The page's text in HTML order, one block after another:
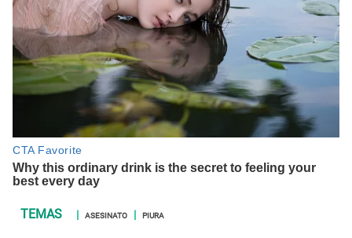
ASESINATO PIURA